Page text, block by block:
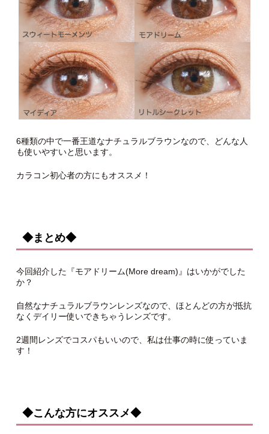
6種類の中で一番王道なナチュラルブラウンなので、どんな人
も使いやすいと思います。
カラコン初心者の方にもオススメ！
◆まとめ◆
今回紹介した『モアドリーム(More dream)』はいかがでした
か？
自然なナチュラルブラウンレンズなので、ほとんどの方が抵抗
なくデイリー使いできちゃうレンズです。
2週間レンズでコスパもいいので、私は仕事の時に使っていま
す！
◆こんな方にオススメ◆